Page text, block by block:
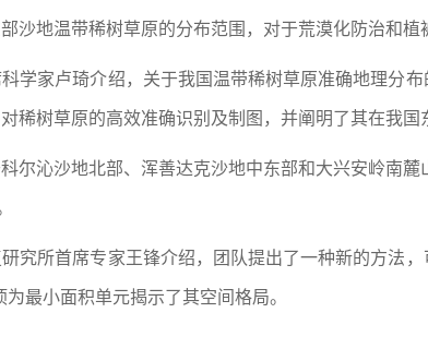
沙地温带稀树草原的分布范围，对于荒漠化防治和植
学家卢琦介绍，关于我国温带稀树草原准确地理分
稀树草原的高效准确识别及制图，并阐明了其在我国
尔沁沙地北部、浑善达克沙地中东部和大兴安岭南
究所首席专家王锋介绍，团队提出了一种新的方法
最小面积单元揭示了其空间格局。